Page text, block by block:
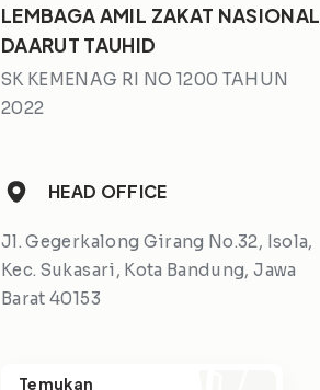
LEMBAGA AMIL ZAKAT NASIONAL
DAARUT TAUHID
SK KEMENAG RI NO 1200 TAHUN
2022
HEAD OFFICE
Jl. Gegerkalong Girang No.32, Isola,
Kec. Sukasari, Kota Bandung, Jawa
Barat 40153
Temukan